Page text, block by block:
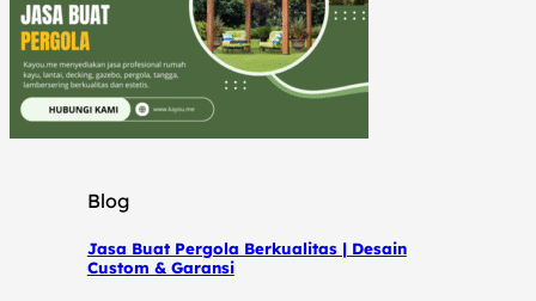
Blog
Jasa Buat Pergola Berkualitas | Desain
Custom & Garansi